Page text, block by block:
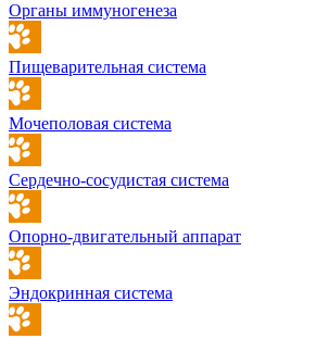
Органы иммуногенеза
Пищеварительная система
Мочеполовая система
Сердечно-сосудистая система
Опорно-двигательный аппарат
Эндокринная система